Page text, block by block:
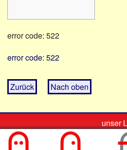
error code: 522
error code: 522
Zurück Nach oben
unser